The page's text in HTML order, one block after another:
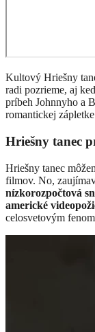
Kultový Hriešny
radi pozrieme, aj
príbeh Johnnyho a
romantickej
Hriešny tanec
Hriešny tanec
filmov. No,
nízkorozpočtová
americké
celosvetovým